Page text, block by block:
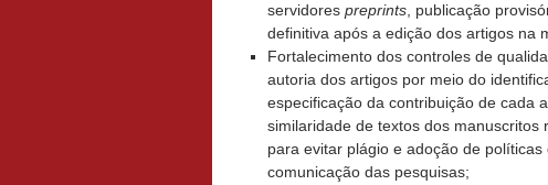
servidores preprints , publicação
definitiva após a edição dos artigos na
Fortalecimento dos controles de
autoria dos artigos por meio do
especificação da contribuição de cada
similaridade de textos dos
para evitar plágio e adoção de
comunicação das pesquisas;